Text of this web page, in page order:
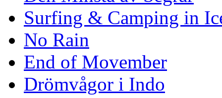
Surfing & Camping in
No Rain
End of Movember
Drömvågor i Indo